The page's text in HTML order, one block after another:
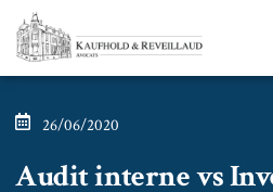
26/06/2020
Audit interne vs